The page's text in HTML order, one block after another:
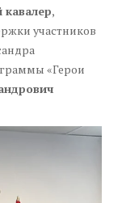
кавалер,
участников
«Герои